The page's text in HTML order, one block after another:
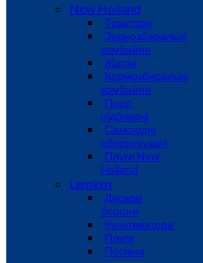
New Holland
Трактори
Зернозбиральні
комбайни
Жатки
Кормозбиральні
комбайни
Прес-
підбирачі
Самохідні
обприскувачі
Плуги New
Holland
Lemken
Дискові
борони
Культиватори
Плуги
Посівна